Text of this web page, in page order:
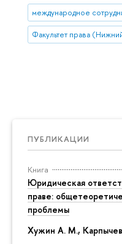
ПУБЛИКАЦИИ
Книга
Юридическая
праве:
проблемы
Хужин А. М.,
международное
Факультет права